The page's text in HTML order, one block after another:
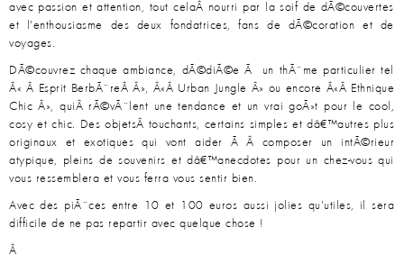
avec passion et attention, tout celaÂ nourri par la soif de dÃ©couvertes
et l'enthousiasme des deux fondatrices, fans de dÃ©coration et de
voyages.
DÃ©couvrez chaque ambiance, dÃ©diÃ©e Ã un thÃ¨me particulier tel
Â« Â Esprit BerbÃ¨reÂ Â», Â«Â Urban Jungle Â» ou encore Â«Â Ethnique
Chic Â», quiÂ rÃ©vÃ¨lent une tendance et un vrai goÃ»t pour le cool,
cosy et chic. Des objetsÂ touchants, certains simples et dâ€™autres plus
originaux et exotiques qui vont aider Ã Â composer un intÃ©rieur
atypique, pleins de souvenirs et dâ€™anecdotes pour un chez-vous qui
vous ressemblera et vous ferra vous sentir bien.
Avec des piÃ¨ces entre 10 et 100 euros aussi jolies qu'utiles, il sera
difficile de ne pas repartir avec quelque chose !
Â